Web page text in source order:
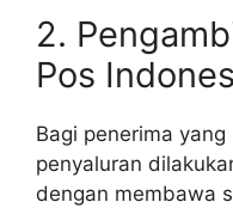
2.
Pos
Bagi penerima
penyaluran
dengan membawa